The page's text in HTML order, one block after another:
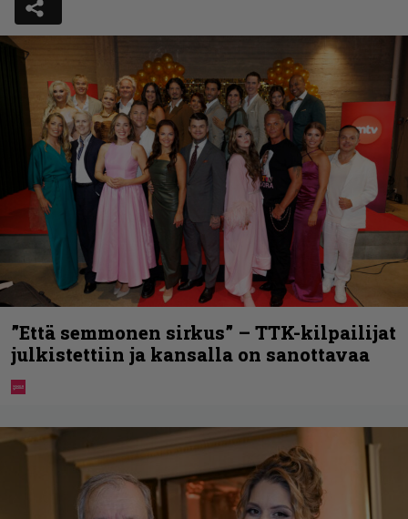
”Että semmonen sirkus” – TTK-kilpailijat
julkistettiin ja kansalla on sanottavaa